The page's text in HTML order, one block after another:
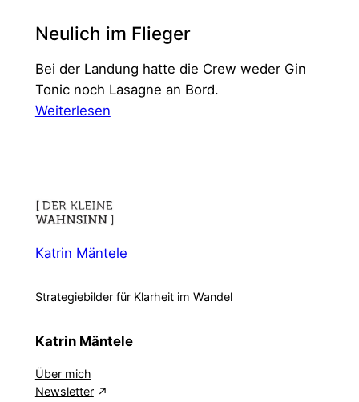
Neulich im Flieger
Bei der Landung hatte die Crew weder Gin
Tonic noch Lasagne an Bord.
Weiterlesen:
Katrin Mäntele
Strategiebilder für Klarheit im Wandel
Katrin Mäntele
Über mich
Newsletter